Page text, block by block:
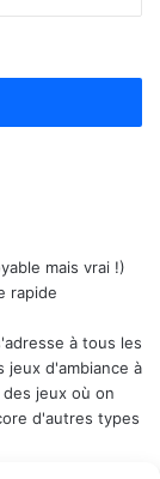
mais vrai !)
rapide
à tous les
jeux d'ambiance à
jeux où on
d'autres types
même plutôt